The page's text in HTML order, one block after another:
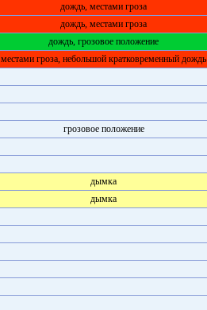
дождь, местами гроза
дождь, местами гроза
дождь, грозовое положение
местами гроза, небольшой кратковременный дождь
грозовое положение
дымка
дымка